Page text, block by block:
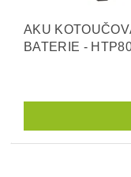
AKU
BATERIE -